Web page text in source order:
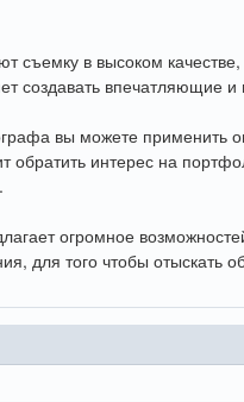
съемку в высоком
создавать впечатляющие
вы можете
обратить интерес на
огромное
для того чтобы отыскать